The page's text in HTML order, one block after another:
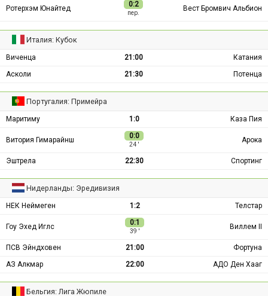
Ротерхэм Юнайтед 0:2
пер.
Вест Бромвич Альбион
Италия: Кубок
Виченца 21:00
Катания
Асколи
21:30 Потенца
Португалия: Примейра
Маритиму 1:0 Каза Пия
Витория Гимарайнш 0:0
24 ′
Арока
Эштрела 22:30 Спортинг
Нидерланды: Эредивизия
НЕК Неймеген 1:2 Телстар
Гоу Эхед Иглс 0:1
39 ′
Виллем II
ПСВ Эйндховен 21:00
Фортуна
АЗ Алкмар
22:00 АДО Ден Хааг
Бельгия: Лига Жюпиле